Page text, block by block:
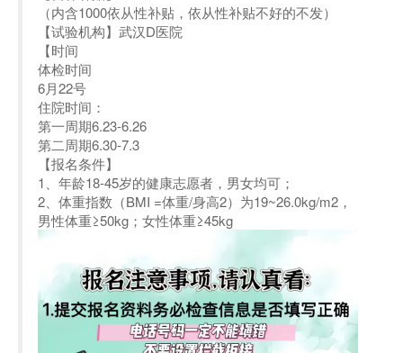
（内含1000依从性补贴，依从性补贴不好的不发）
【试验机构】武汉D医院
【时间
体检时间
6月22号
住院时间：
第一周期6.23-6.26
第二周期6.30-7.3
【报名条件】
1、年龄18-45岁的健康志愿者，男女均可；
2、体重指数（BMI =体重/身高2）为19~26.0kg/m2，
男性体重≥50kg；女性体重≥45kg